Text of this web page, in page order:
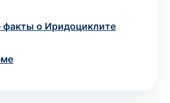
факты о Иридоциклите
размещённого на сайте
исследований по телефонам,